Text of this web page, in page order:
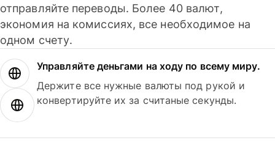
отправляйте переводы. Более 40 валют,
экономия на комиссиях, все необходимое на
одном счету.
Управляйте деньгами на ходу по всему миру.
Держите все нужные валюты под рукой и
конвертируйте их за считаные секунды.